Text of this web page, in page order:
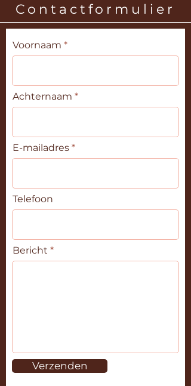
Contactformulier
Voornaam
Achternaam
E-mailadres
Telefoon
Bericht
Verzenden